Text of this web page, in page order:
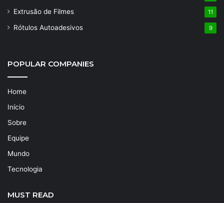
Extrusão de Filmes 11
Rótulos Autoadesivos 9
POPULAR COMPANIES
Home
Início
Sobre
Equipe
Mundo
Tecnologia
MUST READ